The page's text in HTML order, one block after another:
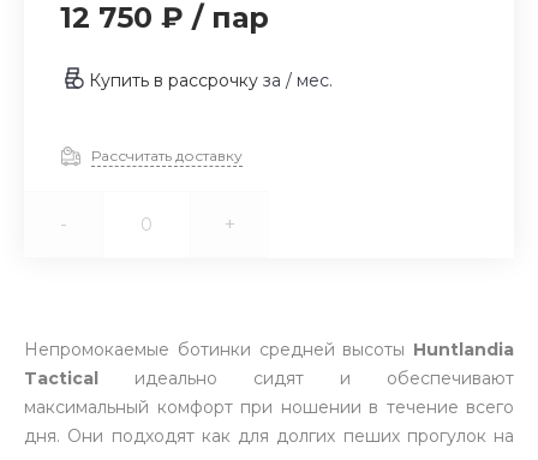
12 750 ₽ / пар
Купить в рассрочку за / мес.
Рассчитать доставку
- +
Непромокаемые ботинки средней высоты Huntlandia
Tactical идеально сидят и обеспечивают
максимальный комфорт при ношении в течение всего
дня. Они подходят как для долгих пеших прогулок на